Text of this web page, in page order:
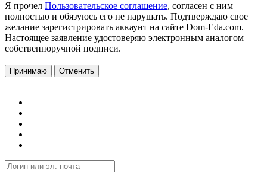
Я прочел Пользовательское соглашение, согласен с ним
полностью и обязуюсь его не нарушать. Подтверждаю свое
желание зарегистрировать аккаунт на сайте Dom-Eda.com.
Настоящее заявление удостоверяю электронным аналогом
собственноручной подписи.
Принимаю Отменить